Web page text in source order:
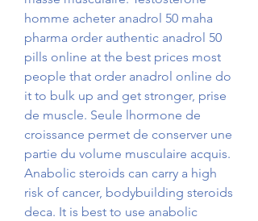
homme acheter anadrol 50 maha
pharma order authentic anadrol 50
pills online at the best prices most
people that order anadrol online do
it to bulk up and get stronger, prise
de muscle. Seule lhormone de
croissance permet de conserver une
partie du volume musculaire acquis.
Anabolic steroids can carry a high
risk of cancer, bodybuilding steroids
deca. It is best to use anabolic